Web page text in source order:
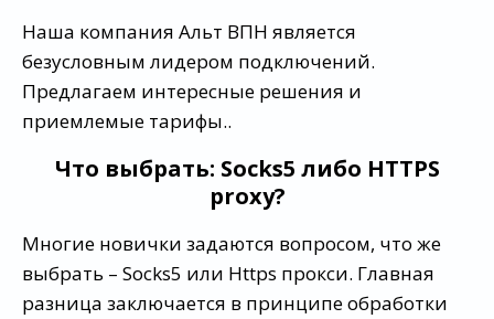
Наша компания Альт ВПН является
безусловным лидером подключений.
Предлагаем интересные решения и
приемлемые тарифы..
Что выбрать: Socks5 либо HTTPS
proxy?
Многие новички задаются вопросом, что же
выбрать – Socks5 или Https прокси. Главная
разница заключается в принципе обработки